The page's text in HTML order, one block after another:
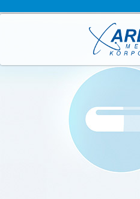
PAR MUMS
PRIVĀTUMA POLITIKA